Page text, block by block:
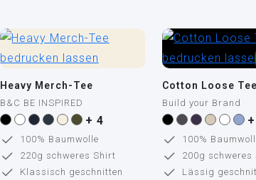
Heavy Merch-Tee
B&C BE INSPIRED
+ 4
100% Baumwolle
220g schweres Shirt
Klassisch geschnitten
Cotton Loose
Build your Brand
100%
200g schweres
Lässig